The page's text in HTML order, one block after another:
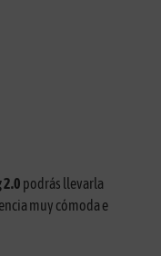
2.0 podrás llevarla
muy cómoda e